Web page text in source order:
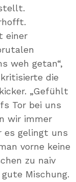
einer
weh getan“,
die
„Gefühlt
Tor bei uns
wir immer
es gelingt uns
vorne keine
zu naiv
Mischung.